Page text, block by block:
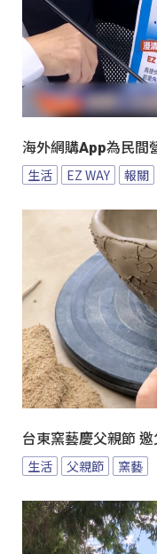
海外網購App為民間
生活 EZ WAY 報關
台東窯藝慶父親節
生活 父親節 窯藝